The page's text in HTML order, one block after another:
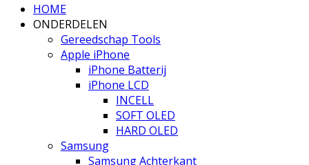
HOME
ONDERDELEN
Gereedschap Tools
Apple iPhone
iPhone Batterij
iPhone LCD
INCELL
SOFT OLED
HARD OLED
Samsung
Samsung Achterkant